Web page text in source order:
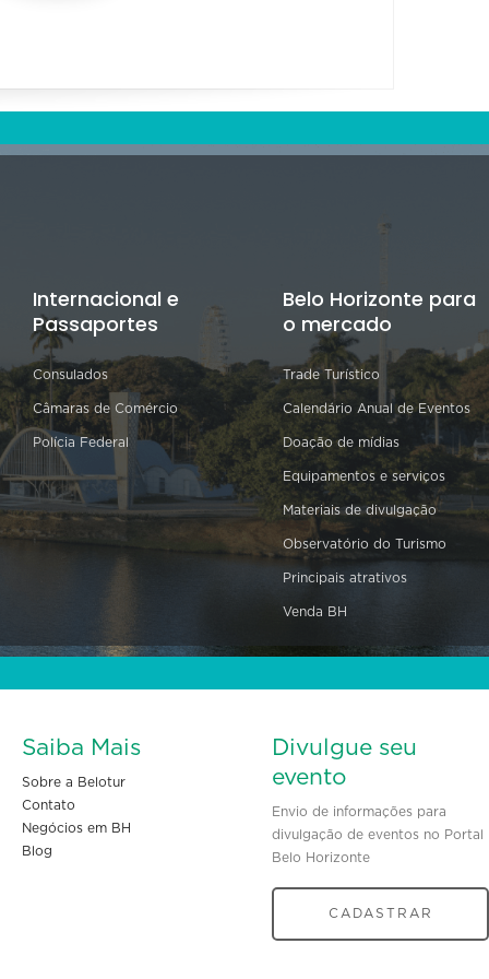
Internacional e
Passaportes
Consulados
Câmaras de Comércio
Polícia Federal
Belo Horizonte para
o mercado
Trade Turístico
Calendário Anual de Eventos
Doação de mídias
Equipamentos e serviços
Materiais de divulgação
Observatório do Turismo
Principais atrativos
Venda BH
Saiba Mais
Sobre a Belotur
Contato
Negócios em BH
Blog
Divulgue seu
evento
Envio de informações para
divulgação de eventos no Portal
Belo Horizonte
CADASTRAR